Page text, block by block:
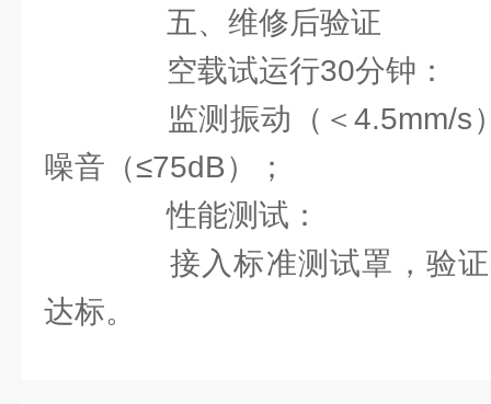
五、维修后验证
空载试运行30分钟：
监测振动（＜4.5mm/s
噪音（≤75dB）；
性能测试：
接入标准测试罩，验证
达标。